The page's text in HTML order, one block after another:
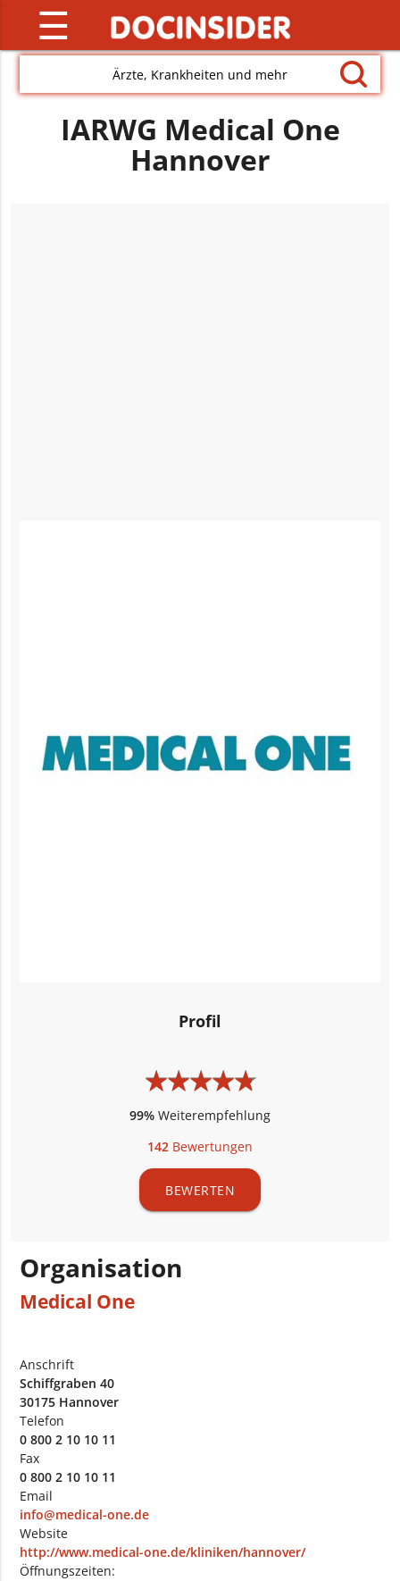
☰
Ärzte, Krankheiten und mehr
IARWG Medical One
Hannover
Profil
★★★★★
★★★★★
99% Weiterempfehlung
142 Bewertungen
BEWERTEN
Organisation
Medical One
Anschrift
Schiffgraben 40
30175 Hannover
Telefon
0 800 2 10 10 11
Fax
0 800 2 10 10 11
Email
info@medical-one.de
Website
http://www.medical-one.de/kliniken/hannover/
Öffnungszeiten: